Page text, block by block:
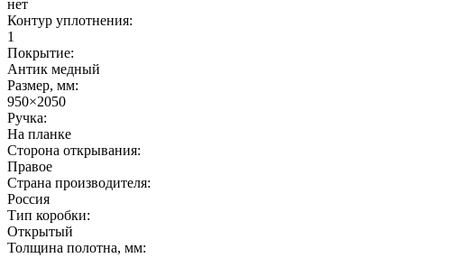
нет
Контур уплотнения:
1
Покрытие:
Антик медный
Размер, мм:
950×2050
Ручка:
На планке
Сторона открывания:
Правое
Страна производителя:
Россия
Тип коробки:
Открытый
Толщина полотна, мм: